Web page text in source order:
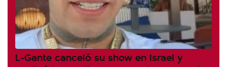
L-Gante canceló su show en Israel y